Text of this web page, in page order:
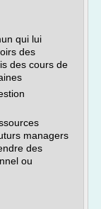
qui lui
des
des cours de
managers
des
ou